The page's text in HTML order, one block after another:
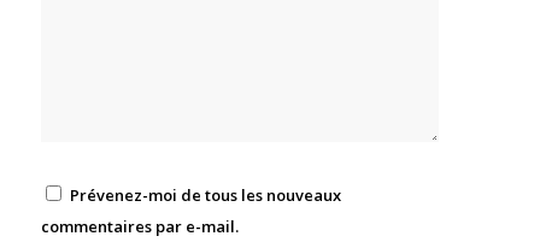
Prévenez-moi de tous les nouveaux
commentaires par e-mail.